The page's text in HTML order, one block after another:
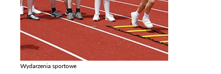
Wydarzenia sportowe